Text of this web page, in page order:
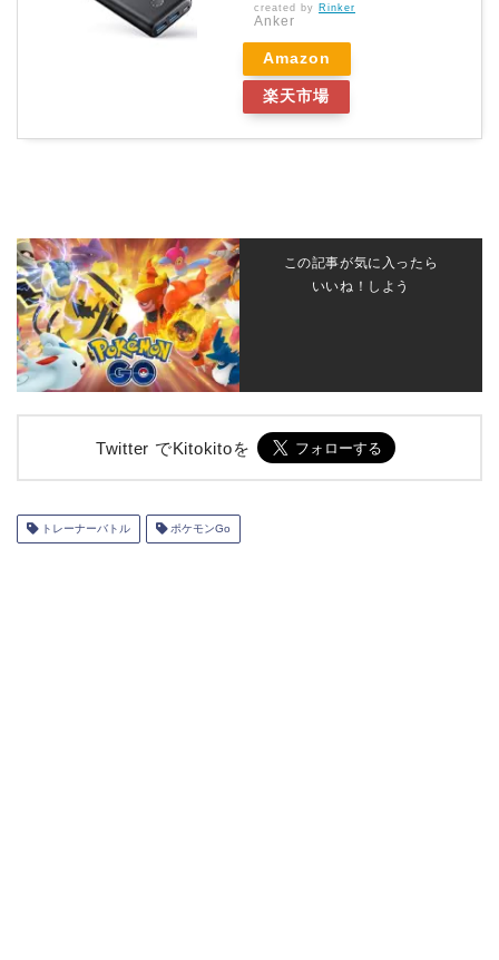
created by Rinker
Anker
Amazon
楽天市場
この記事が気に入ったら
いいね！しよう
Twitter でKitokitoを
トレーナーバトル ポケモンGo